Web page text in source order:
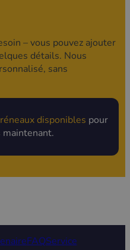
– vous pouvez ajouter
détails. Nous
sans
disponibles pour
maintenant.
FAQService